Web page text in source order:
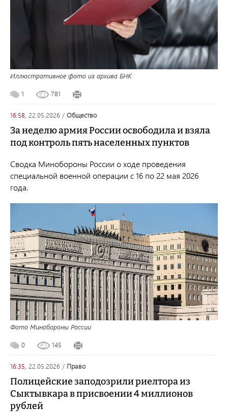
Иллюстративное фото из архива БНК
1 781
16:58, 22.05.2026 / общество
За неделю армия России освободила и взяла
под контроль пять населенных пунктов
Сводка Минобороны России о ходе проведения
специальной военной операции с 16 по 22 мая 2026
года.
Фото Минобороны России
0 145
16:35, 22.05.2026 / право
Полицейские заподозрили риелтора из
Сыктывкара в присвоении 4 миллионов
рублей